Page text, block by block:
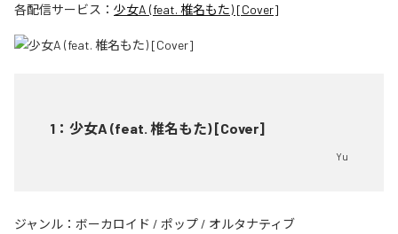
各配信サービス： 少女A (feat. 椎名もた) [Cover]
1 ： 少女A (feat. 椎名もた) [Cover]
Yu
ジャンル： ボーカロイド / ポップ / オルタナティブ